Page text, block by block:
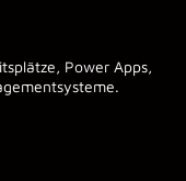
Power Apps,